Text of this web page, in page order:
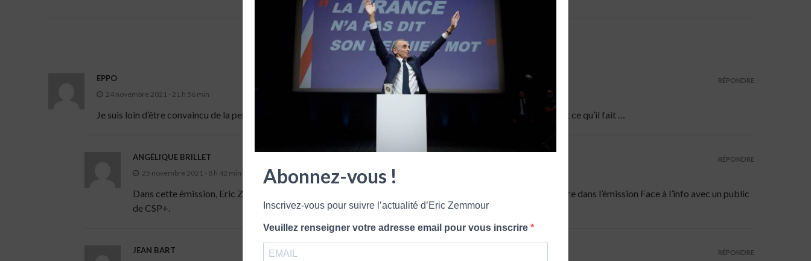
18 COMMENTAIRES
EPPO
24 novembre 2021 - 21 h 56 min
Je suis loin d’être convaincu de la pertinence de la présence d’Eric Zemmour chez Hanouna. Mais je suppose qu’il sait ce qu’il fait …
RÉPONDRE
ANGÉLIQUE BRILLET
25 novembre 2021 - 8 h 42 min
Dans cette émission, Eric Zemmour peut parler aux classes populaires et les jeunes. C’était difficile de le faire dans l’émission Face à l’info avec un public
de CSP+.
RÉPONDRE
JEAN BART RÉPONDRE
Abonnez-vous !
Inscrivez-vous pour suivre l’actualité d’Eric Zemmour
Veuillez renseigner votre adresse email pour vous inscrire